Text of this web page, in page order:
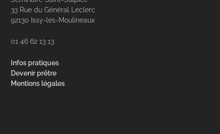
33 Rue du Général Leclerc
92130 Issy-les-Moulineaux
01 46 62 13 13
Infos pratiques
Devenir prêtre
Mentions légales